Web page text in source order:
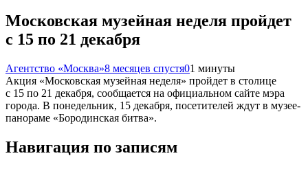
Московская музейная неделя пройдет
с 15 по 21 декабря
Агентство «Москва»8 месяцев спустя01 минуты
Акция «Московская музейная неделя» пройдет в столице
с 15 по 21 декабря, сообщается на официальном сайте мэра
города. В понедельник, 15 декабря, посетителей ждут в музее-
панораме «Бородинская битва».
Навигация по записям